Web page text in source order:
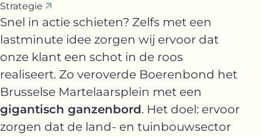
Strategie
Snel in actie schieten? Zelfs met een
lastminute idee zorgen wij ervoor dat
onze klant een schot in de roos
realiseert. Zo veroverde Boerenbond het
Brusselse Martelaarsplein met een
gigantisch ganzenbord. Het doel: ervoor
zorgen dat de land- en tuinbouwsector